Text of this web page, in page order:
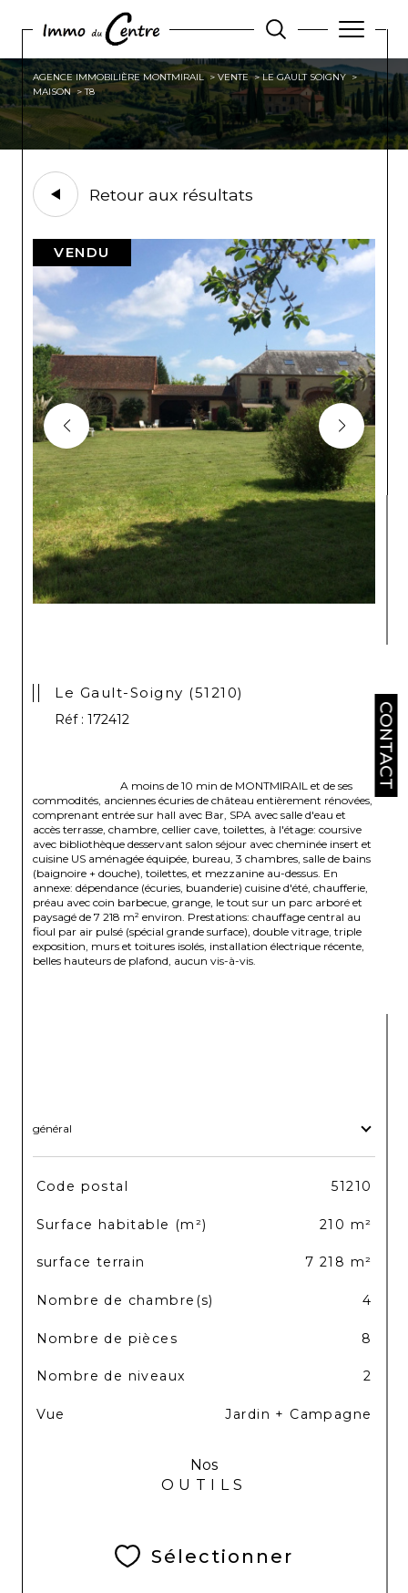
CONTACT
AGENCE IMMOBILIÈRE MONTMIRAIL VENTE
LE GAULT SOIGNY
MAISON
T8
Retour aux résultats
VENDU
Le Gault-Soigny (51210)
Réf : 172412
commodités, anciennes écuries de château entièrement rénovées,
comprenant entrée sur hall avec Bar, SPA avec salle d'eau et
accès terrasse, chambre, cellier cave, toilettes, à l'étage: coursive
avec bibliothèque desservant salon séjour avec cheminée insert et
cuisine US aménagée équipée, bureau, 3 chambres, salle de bains
(baignoire + douche), toilettes, et mezzanine au-dessus. En
annexe: dépendance (écuries, buanderie) cuisine d'été, chaufferie,
préau avec coin barbecue, grange, le tout sur un parc arboré et
paysagé de 7 218 m² environ. Prestations: chauffage central au
fioul par air pulsé (spécial grande surface), double vitrage, triple
exposition, murs et toitures isolés, installation électrique récente,
belles hauteurs de plafond, aucun vis-à-vis.
général
TRAD_SIROCCO_Caracteristique
Code postal 51210
Surface habitable (m²) 210 m²
surface terrain 7 218 m²
Nombre de chambre(s) 4
Nombre de pièces 8
Nombre de niveaux 2
Vue Jardin + Campagne
Nos
OUTILS
Sélectionner